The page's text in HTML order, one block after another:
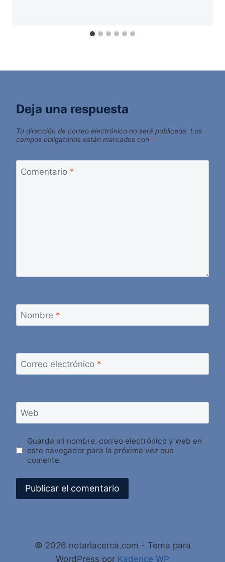
Deja una respuesta
Tu dirección de correo electrónico no será publicada. Los
campos obligatorios están marcados con *
Comentario *
Nombre *
Correo electrónico *
Web
Guarda mi nombre, correo electrónico y web en
este navegador para la próxima vez que
comente.
© 2026 notariacerca.com - Tema para
WordPress por Kadence WP